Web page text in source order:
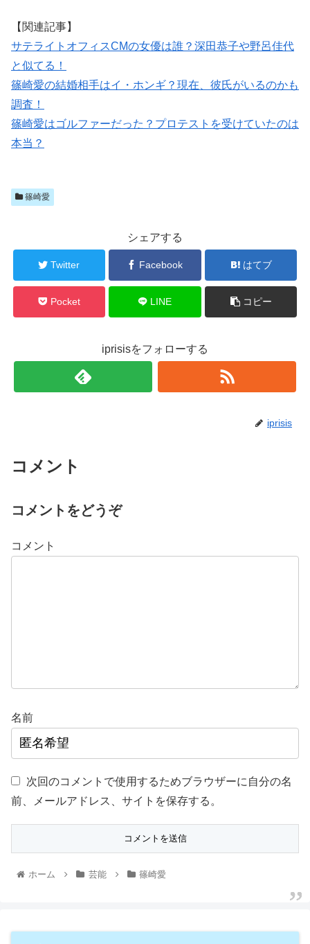
【関連記事】
サテライトオフィスCMの女優は誰？深田恭子や野呂佳代
と似てる！
篠崎愛の結婚相手はイ・ホンギ？現在、彼氏がいるのかも
調査！
篠崎愛はゴルファーだった？プロテストを受けていたのは
本当？
篠崎愛
シェアする
Twitter Facebook はてブ
Pocket LINE コピー
iprisisをフォローする
iprisis
コメント
コメントをどうぞ
コメント
名前
次回のコメントで使用するためブラウザーに自分の名
前、メールアドレス、サイトを保存する。
ホーム 芸能 篠崎愛